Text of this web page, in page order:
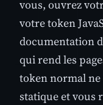
vous, ouvrez
votre token
documentation
qui rend les
token normal
statique et vous